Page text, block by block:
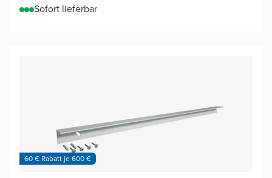
Sofort lieferbar
60 € Rabatt je 600 €